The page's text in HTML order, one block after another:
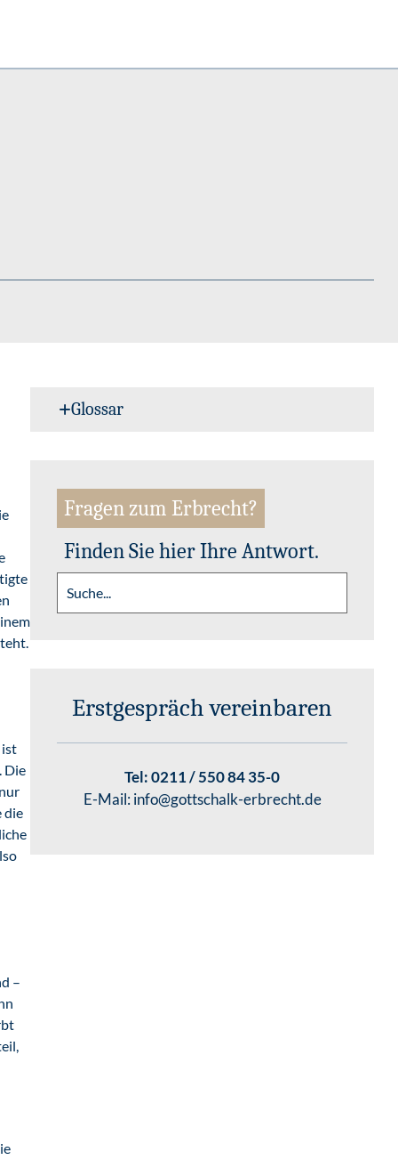
ist
Die
die
–
Glossar
Fragen zum Erbrecht?
Finden Sie hier Ihre Antwort.
Erstgespräch vereinbaren
Tel:0211 / 550 84 35-0
E-Mail: info@gottschalk-erbrecht.de